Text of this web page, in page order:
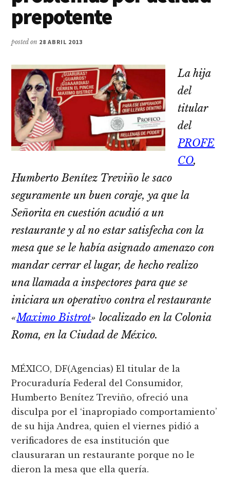
prepotente
posted on 28 ABRIL 2013
La hija
del
titular
del
PROFE
CO,
Humberto Benítez Treviño le saco
seguramente un buen coraje, ya que la
Señorita en cuestión acudió a un
restaurante y al no estar satisfecha con la
mesa que se le había asignado amenazo con
mandar cerrar el lugar, de hecho realizo
una llamada a inspectores para que se
iniciara un operativo contra el restaurante
«Maximo Bistrot» localizado en la Colonia
Roma, en la Ciudad de México.
MÉXICO, DF(Agencias) El titular de la
Procuraduría Federal del Consumidor,
Humberto Benítez Treviño, ofreció una
disculpa por el ‘inapropiado comportamiento’
de su hija Andrea, quien el viernes pidió a
verificadores de esa institución que
clausuraran un restaurante porque no le
dieron la mesa que ella quería.